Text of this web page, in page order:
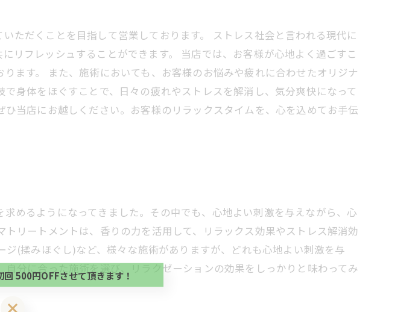
ただくことを目指して営業しております。 ストレス社会と言われる現代に
リフレッシュすることができます。 当店では、お客様が心地よく過ごすこ
ます。 また、施術においても、お客様のお悩みや疲れに合わせたオリジナ
身体をほぐすことで、日々の疲れやストレスを解消し、気分爽快になって
当店にお越しください。お客様のリラックスタイムを、心を込めてお手伝
めるようになってきました。その中でも、心地よい刺激を与えながら、心
リートメントは、香りの力を活用して、リラックス効果やストレス解消効
(揉みほぐし)など、様々な施術がありますが、どれも心地よい刺激を与
分に合った施術を選び、リラクゼーションの効果をしっかりと味わってみ
友達登録頂いたお客様は
ます。 既に 追加済の
が、✖印でお閉じ下さい。
500円OFFさせて頂きます！
友達登録頂いたお客様は
きます。 既に 追加済の
すが、✖印でお閉じ下さい。
500円OFFさせて頂きます！